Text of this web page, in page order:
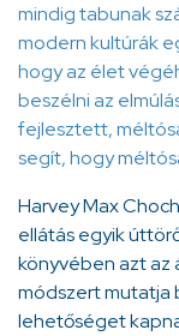
mindig tabunak
modern kultúrák
hogy az élet
beszélni az
fejlesztett,
segít, hogy
Harvey Max
ellátás egyik
könyvében azt az
módszert mutatja
lehetőséget